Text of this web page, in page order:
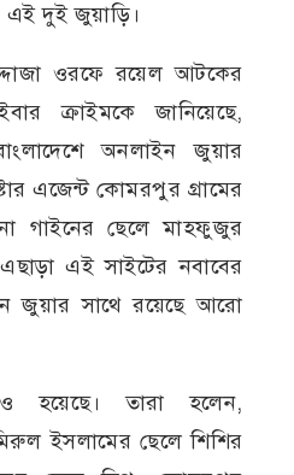
এই দুই জুয়াড়ি।
ওরফে রয়েল আটকের
ক্রাইমকে জানিয়েছে,
অনলাইন জুয়ার
এজেন্ট কোমরপুর গ্রামের
গাইনের ছেলে মাহফুজুর
এই সাইটের নবাবের
জুয়ার সাথে রয়েছে আরো
হয়েছে। তারা হলেন,
ইসলামের ছেলে শিশির